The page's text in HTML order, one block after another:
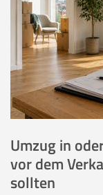
Umzug in
vor dem
sollten